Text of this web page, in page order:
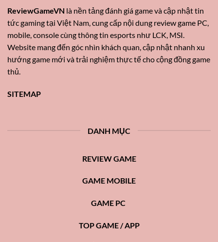
ReviewGameVN là nền tảng đánh giá game và cập nhật tin
tức gaming tại Việt Nam, cung cấp nội dung review game PC,
mobile, console cùng thông tin esports như LCK, MSI.
Website mang đến góc nhìn khách quan, cập nhật nhanh xu
hướng game mới và trải nghiệm thực tế cho cộng đồng game
thủ.
SITEMAP
DANH MỤC
REVIEW GAME
GAME MOBILE
GAME PC
TOP GAME / APP